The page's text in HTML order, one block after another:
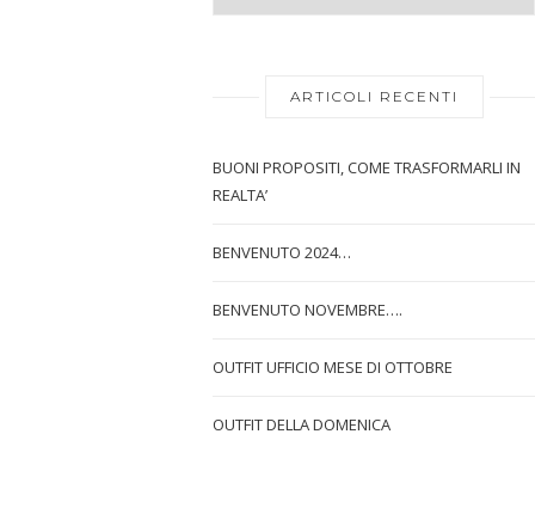
ARTICOLI RECENTI
BUONI PROPOSITI, COME TRASFORMARLI IN
REALTA’
BENVENUTO 2024…
BENVENUTO NOVEMBRE….
OUTFIT UFFICIO MESE DI OTTOBRE
OUTFIT DELLA DOMENICA